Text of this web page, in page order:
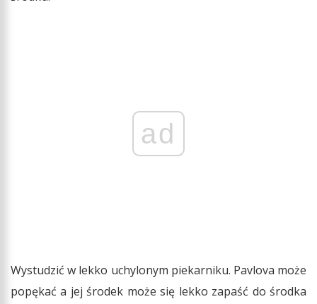
ad
Wystudzić w lekko uchylonym piekarniku. Pavlova może
popękać a jej środek może się lekko zapaść do środka